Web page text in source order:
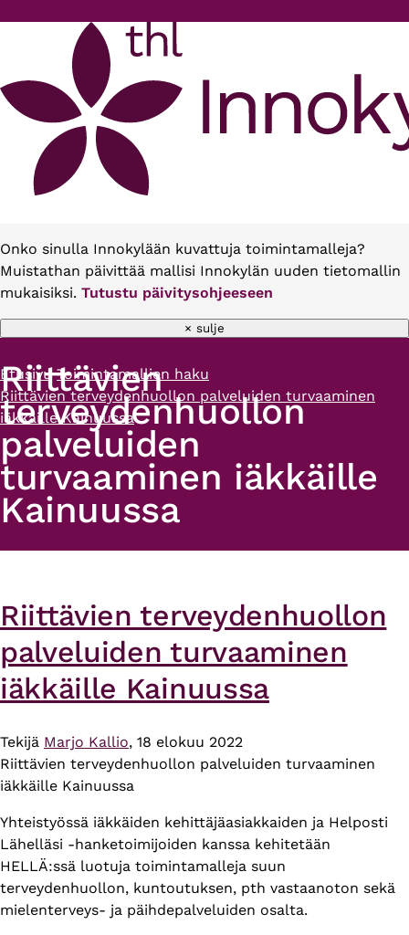
Onko sinulla Innokylään kuvattuja toimintamalleja?
Muistathan päivittää mallisi Innokylän uuden tietomallin
mukaisiksi. Tutustu päivitysohjeeseen
× sulje
Murupolku
Etusivu Toimintamallien haku
Riittävien terveydenhuollon palveluiden turvaaminen
iäkkäille Kainuussa
Riittävien
terveydenhuollon
palveluiden
turvaaminen iäkkäille
Kainuussa
Riittävien terveydenhuollon
palveluiden turvaaminen
iäkkäille Kainuussa
Tekijä Marjo Kallio, 18 elokuu 2022
Riittävien terveydenhuollon palveluiden turvaaminen
iäkkäille Kainuussa
Yhteistyössä iäkkäiden kehittäjäasiakkaiden ja Helposti
Lähelläsi -hanketoimijoiden kanssa kehitetään
HELLÄ:ssä luotuja toimintamalleja suun
terveydenhuollon, kuntoutuksen, pth vastaanoton sekä
mielenterveys- ja päihdepalveluiden osalta.